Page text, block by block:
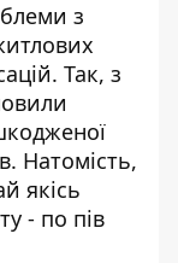
з
Так, з
Натомість,
якісь
- по пів